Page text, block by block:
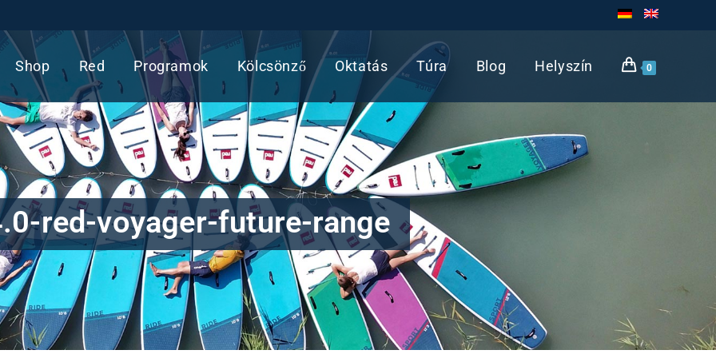
Shop Red Programok Kölcsönző Oktatás Túra Blog Helyszín 0
red-voyager-future-range